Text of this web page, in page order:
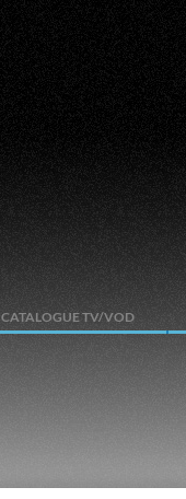
CATALOGUE TV/VOD